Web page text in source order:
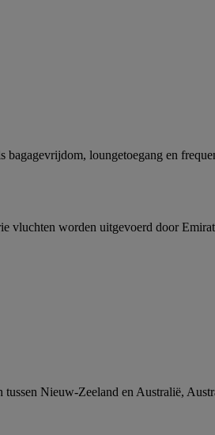
loungetoegang en
vluchten worden uitgevoerd door
Nieuw-Zeeland en Australië,